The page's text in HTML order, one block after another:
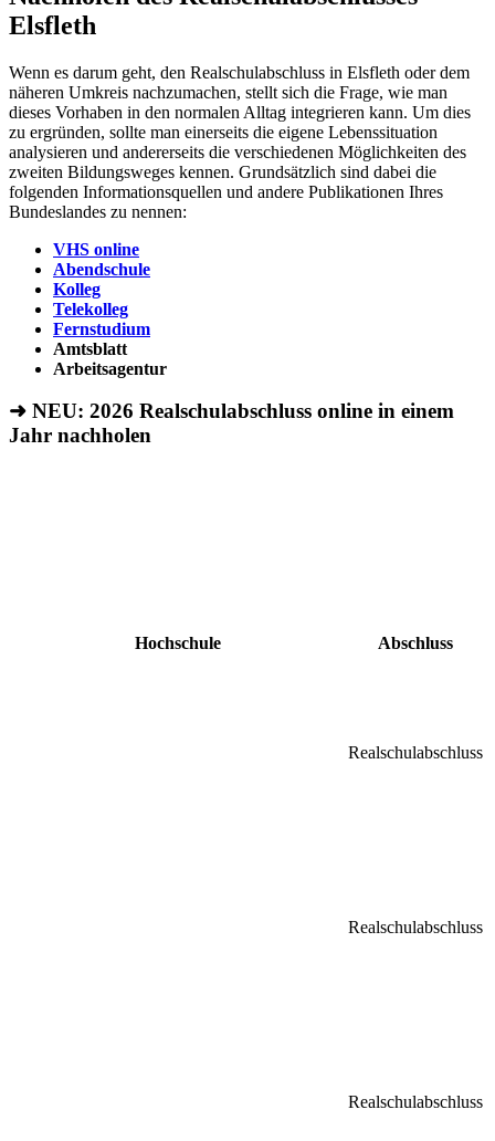
Elsfleth
Wenn es darum geht, den Realschulabschluss in Elsfleth oder dem
näheren Umkreis nachzumachen, stellt sich die Frage, wie man
dieses Vorhaben in den normalen Alltag integrieren kann. Um dies
zu ergründen, sollte man einerseits die eigene Lebenssituation
analysieren und andererseits die verschiedenen Möglichkeiten des
zweiten Bildungsweges kennen. Grundsätzlich sind dabei die
folgenden Informationsquellen und andere Publikationen Ihres
Bundeslandes zu nennen:
VHS online
Abendschule
Kolleg
Telekolleg
Fernstudium
Amtsblatt
Arbeitsagentur
➜ NEU: 2026 Realschulabschluss online in einem
Jahr nachholen
Hochschule Abschluss
Realschulabschluss
Realschulabschluss
Realschulabschluss